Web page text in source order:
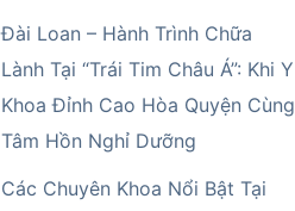
Đài Loan – Hành Trình Chữa
Lành Tại “Trái Tim Châu Á”: Khi Y
Khoa Đỉnh Cao Hòa Quyện Cùng
Tâm Hồn Nghỉ Dưỡng
Các Chuyên Khoa Nổi Bật Tại